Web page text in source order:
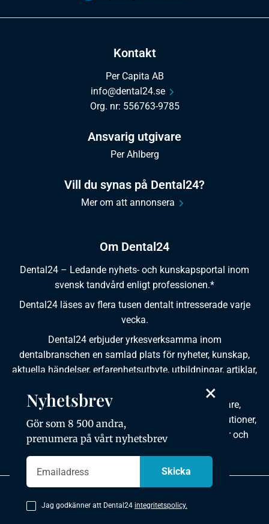
Om Dental24
Dental24 – Ledande nyhets- och kunskapsportal inom
svensk tandvård enligt professionen.*
Dental24 läses av flera tusen dentalt intresserade varje
vecka.
Dental24 erbjuder yrkesverksamma inom
dentalbranschen en samlad plats för nyheter, kunskap,
aktuella händelser, erfarenhetsutbyte, utbildningar, artiklar,
Dental24 produceras i samverkan med tandläkare,
tandhygienister, tandsköterskor, tandtekniker, institutioner,
kursgivare, föreningar, organisationer, leverantörer och
Kontakt
Per Capita AB
info@dental24.se
Org. nr: 556763-9785
Ansvarig utgivare
Per Ahlberg
Vill du synas på Dental24?
Mer om att annonsera
Copyright © 2026 Dental24. All rights reserved.
×
Nyhetsbrev
Gör som 8 500 andra,
prenumera på vårt nyhetsbrev
Jag godkänner att Dental24 integritetspolicy.